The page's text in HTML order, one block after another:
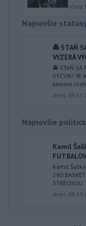
včera
Najnovšie
🚔 STAŇ
VYZERÁ
🚔 STAŇ SA
VÝCVIK! 🎯
ktorom
dnes 08:55 |
Najnovšie
Kamil
Kamil Šaško
290
dnes 08:50 |